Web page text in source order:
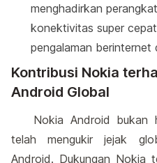
menghadirkan
konektivitas super
pengalaman berinternet
Kontribusi Nokia
Android Global
Nokia Android bukan
telah mengukir jejak
Android. Dukungan Nokia